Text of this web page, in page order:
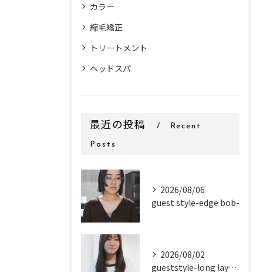
カラー
縮毛矯正
トリートメント
ヘッドスパ
最近の投稿 Recent
Posts
2026/08/06
guest style-edge bob-
2026/08/02
gueststyle-long layer-